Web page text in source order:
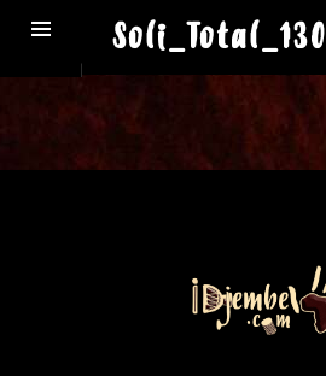
Soli_Total_130